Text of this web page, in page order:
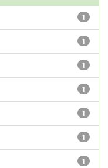
1
1
1
1
1
1
1